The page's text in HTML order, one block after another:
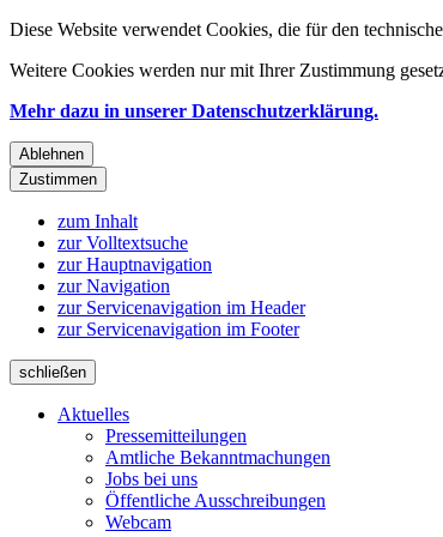
Diese Website verwendet Cookies, die für den
Weitere Cookies werden nur mit Ihrer Zustimmung
Mehr dazu in unserer Datenschutzerklärung.
Ablehnen
Zustimmen
zum Inhalt
zur Volltextsuche
zur Hauptnavigation
zur Navigation
zur Servicenavigation im Header
zur Servicenavigation im Footer
schließen
Aktuelles
Pressemitteilungen
Amtliche Bekanntmachungen
Jobs bei uns
Öffentliche Ausschreibungen
Webcam